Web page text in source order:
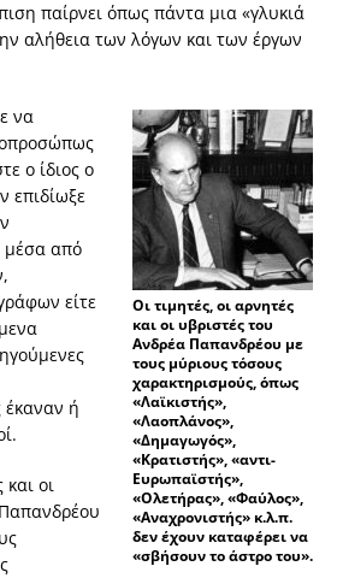
παίρνει όπως πάντα μια «γλυκιά
αλήθεια των λόγων και των έργων
Οι τιμητές, οι αρνητές
και οι υβριστές του
Ανδρέα Παπανδρέου με
τους μύριους τόσους
χαρακτηρισμούς, όπως
«Λαϊκιστής»,
«Λαοπλάνος»,
«Δημαγωγός»,
«Κρατιστής», «αντι-
Ευρωπαϊστής»,
«Ολετήρας», «Φαύλος»,
«Αναχρονιστής» κ.λ.π.
δεν έχουν καταφέρει να
«σβήσουν το άστρο του».
να
ο ίδιος ο
επιδίωξε
μέσα από
είτε
ή
και οι